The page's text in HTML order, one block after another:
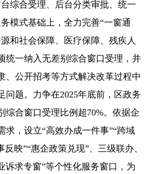
综合受理、后台分类审批、统一
模式基础上，全力完善“一窗通
和社会保障、医疗保障、残疾人
统一纳入无差别综合窗口受理，并
、公开招考等方式解决改革过程中
问题。力争在2025年底前，区政务
综合窗口受理比例超70%。依据企
求，设立“高效办成一件事”“跨域
反映”“惠企政策兑现”、三级联办、
诉求专窗”等个性化服务窗口，为